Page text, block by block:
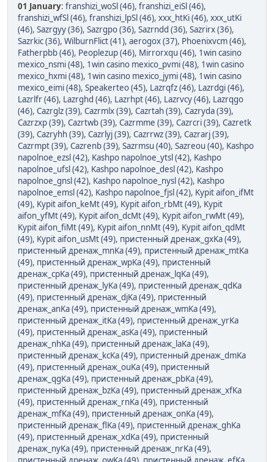
01 January: franshizi_woSl (46), franshizi_eiSl (46),
franshizi_wfSl (46), franshizi_lpSl (46), xxx_htKi (46), xxx_utKi
(46), Sazrgyy (36), Sazrgpo (36), Sazrndd (36), Sazrirx (36),
Sazrkic (36), WilburnFlict (41), aerogox (37), Phoenixvcm (46),
Fatherpbb (46), Peoplezup (46), Mirrorxqu (46), 1win casino
mexico_nsmi (48), 1win casino mexico_pvmi (48), 1win casino
mexico_hxmi (48), 1win casino mexico_jymi (48), 1win casino
mexico_eimi (48), Speakerteo (45), Lazrqfz (46), Lazrdgi (46),
Lazrlfr (46), Lazrghd (46), Lazrhpt (46), Lazrvcy (46), Lazrqgo
(46), Cazrglz (39), Cazrmlx (39), Cazrtah (39), Cazryda (39),
Cazrzxp (39), Cazrtwb (39), Cazrmme (39), Cazrcri (39), Cazretk
(39), Cazryhh (39), Cazrlyj (39), Cazrrwz (39), Cazrarj (39),
Cazrmpt (39), Cazrenb (39), Sazrmsu (40), Sazreou (40), Kashpo
napolnoe_ezsl (42), Kashpo napolnoe_ytsl (42), Kashpo
napolnoe_ufsl (42), Kashpo napolnoe_desl (42), Kashpo
napolnoe_gnsl (42), Kashpo napolnoe_nysl (42), Kashpo
napolnoe_emsl (42), Kashpo napolnoe_fjsl (42), Kypit aifon_ifMt
(49), Kypit aifon_keMt (49), Kypit aifon_rbMt (49), Kypit
aifon_yfMt (49), Kypit aifon_dcMt (49), Kypit aifon_rwMt (49),
Kypit aifon_fiMt (49), Kypit aifon_nnMt (49), Kypit aifon_qdMt
(49), Kypit aifon_usMt (49), пристенный дренаж_gxKa (49),
пристенный дренаж_mnKa (49), пристенный дренаж_mtKa
(49), пристенный дренаж_wpKa (49), пристенный
дренаж_cpKa (49), пристенный дренаж_lqKa (49),
пристенный дренаж_lyKa (49), пристенный дренаж_qdKa
(49), пристенный дренаж_djKa (49), пристенный
дренаж_anKa (49), пристенный дренаж_wmKa (49),
пристенный дренаж_itKa (49), пристенный дренаж_yrKa
(49), пристенный дренаж_asKa (49), пристенный
дренаж_nhKa (49), пристенный дренаж_laKa (49),
пристенный дренаж_kcKa (49), пристенный дренаж_dmKa
(49), пристенный дренаж_ouKa (49), пристенный
дренаж_qgKa (49), пристенный дренаж_pbKa (49),
пристенный дренаж_bzKa (49), пристенный дренаж_xfKa
(49), пристенный дренаж_rnKa (49), пристенный
дренаж_mfKa (49), пристенный дренаж_onKa (49),
пристенный дренаж_flKa (49), пристенный дренаж_ghKa
(49), пристенный дренаж_xdKa (49), пристенный
дренаж_nyKa (49), пристенный дренаж_nrKa (49),